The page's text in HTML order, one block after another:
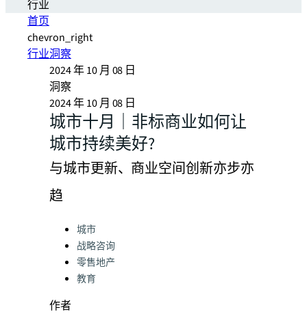
行业
首页
chevron_right
行业洞察
2024 年 10 月 08 日
洞察
2024 年 10 月 08 日
城市十月｜非标商业如何让
城市持续美好?
与城市更新、商业空间创新亦步亦
趋
Categories:
城市
战略咨询
零售地产
教育
作者